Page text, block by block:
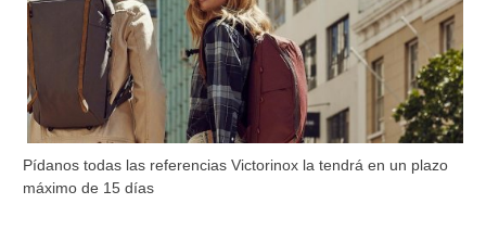
Pídanos todas las referencias Victorinox la tendrá en un plazo
máximo de 15 días